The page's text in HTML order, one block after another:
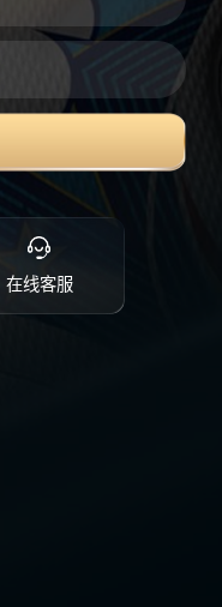
在线客服